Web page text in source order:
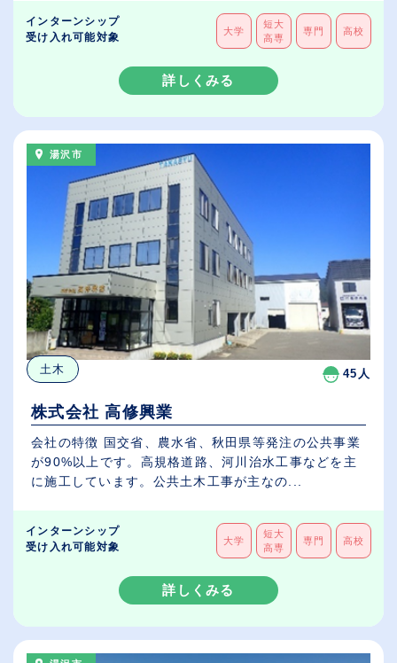
インターンシップ
受け入れ可能対象
大学
短大
高専
専門 高校
詳しくみる
湯沢市
土木 45人
株式会社 高修興業
会社の特徴 国交省、農水省、秋田県等発注の公共事業
が90%以上です。高規格道路、河川治水工事などを主
に施工しています。公共土木工事が主なの...
インターンシップ
受け入れ可能対象
大学
短大
高専
専門 高校
詳しくみる